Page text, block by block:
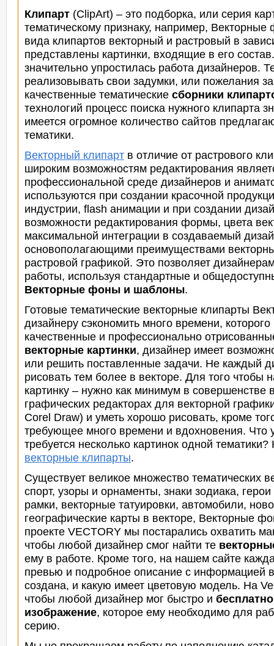
Клипарт (ClipArt) – это подборка, или серия
тематическому признаку, например,
вида клипартов векторный и растровый в
представлены картинки, входящие в его
значительно упростилась работа дизайнеров.
реализовывать свои задумки, или пожелания
качественные тематические сборники
технологий процесс поиска нужного клипарта
имеется огромное количество сайтов
тематики.
Векторный клипарт в отличие от растрового
широким возможностям редактирования
профессиональной среде дизайнеров и
используются при создании красочной
индустрии, flash анимации и при создании
возможности редактирования формы, цвета
максимальной интеграции в создаваемый
основополагающими преимуществами
растровой графикой. Это позволяет
работы, используя стандартные и
Векторные фоны и шаблоны.
Готовые тематические векторные клипарты
дизайнеру сэкономить много времени,
качественные и профессионально
векторные картинки, дизайнер имеет
или решить поставленные задачи. Не каждый
рисовать тем более в векторе. Для того чтобы
картинку – нужно как минимум в совершенстве
графических редакторах для векторной
Corel Draw) и уметь хорошо рисовать, кроме
требующее много времени и вдохновения. Что
требуется несколько картинок одной
векторные клипарты.
Существует великое множество тематических
спорт, узоры и орнаменты, знаки зодиака,
рамки, векторные татуировки, автомобили,
географические карты в векторе, Векторные
проекте VECTORY мы постарались охватить
чтобы любой дизайнер смог найти те
ему в работе. Кроме того, на нашем сайте
превью и подробное описание с информацией
создана, и какую имеет цветовую модель. На
чтобы любой дизайнер мог быстро и
изображение, которое ему необходимо для
серию.